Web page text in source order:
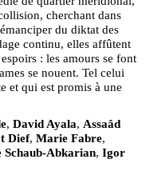
cherchant dans
du diktat des
continu, elles affûtent
: les amours se font
se nouent. Tel celui
et qui est promis à une
, David Ayala, Assaâd
Dief, Marie Fabre,
Schaub-Abkarian, Igor